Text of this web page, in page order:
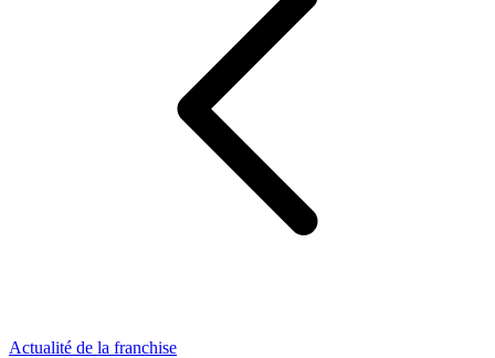
Actualité de la franchise